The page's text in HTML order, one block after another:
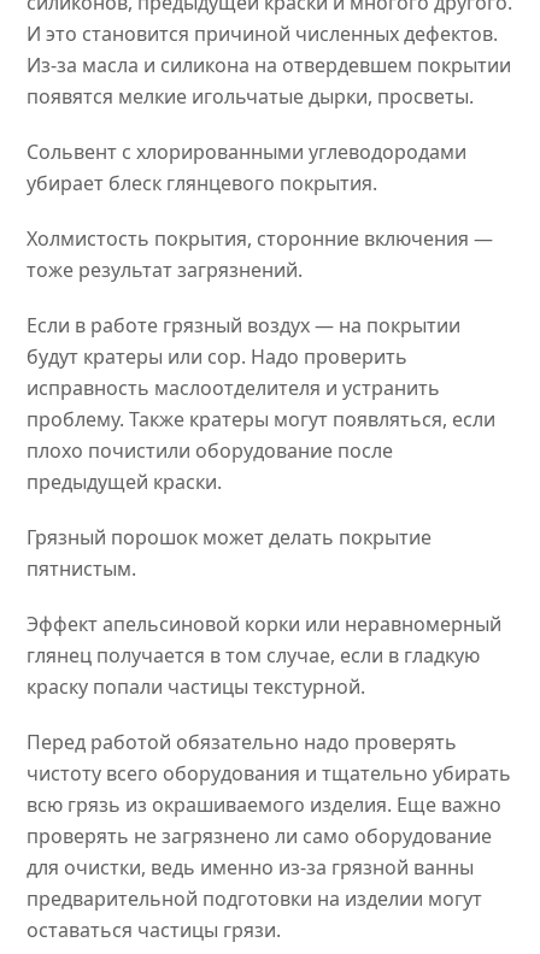
И это становится причиной численных дефектов.
Из-за масла и силикона на отвердевшем покрытии
появятся мелкие игольчатые дырки, просветы.
Сольвент с хлорированными углеводородами
убирает блеск глянцевого покрытия.
Холмистость покрытия, сторонние включения —
тоже результат загрязнений.
Если в работе грязный воздух — на покрытии
будут кратеры или сор. Надо проверить
исправность маслоотделителя и устранить
проблему. Также кратеры могут появляться, если
плохо почистили оборудование после
предыдущей краски.
Грязный порошок может делать покрытие
пятнистым.
Эффект апельсиновой корки или неравномерный
глянец получается в том случае, если в гладкую
краску попали частицы текстурной.
Перед работой обязательно надо проверять
чистоту всего оборудования и тщательно убирать
всю грязь из окрашиваемого изделия. Еще важно
проверять не загрязнено ли само оборудование
для очистки, ведь именно из-за грязной ванны
предварительной подготовки на изделии могут
оставаться частицы грязи.